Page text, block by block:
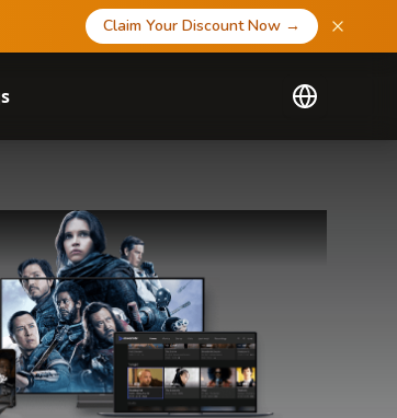
Claim Your Discount Now →